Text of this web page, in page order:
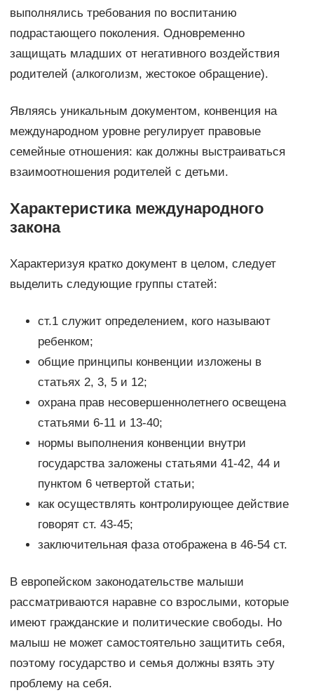
выполнялись требования по воспитанию
подрастающего поколения. Одновременно
защищать младших от негативного воздействия
родителей (алкоголизм, жестокое обращение).
Являясь уникальным документом, конвенция на
международном уровне регулирует правовые
семейные отношения: как должны выстраиваться
взаимоотношения родителей с детьми.
Характеристика международного
закона
Характеризуя кратко документ в целом, следует
выделить следующие группы статей:
ст.1 служит определением, кого называют
ребенком;
общие принципы конвенции изложены в
статьях 2, 3, 5 и 12;
охрана прав несовершеннолетнего освещена
статьями 6-11 и 13-40;
нормы выполнения конвенции внутри
государства заложены статьями 41-42, 44 и
пунктом 6 четвертой статьи;
как осуществлять контролирующее действие
говорят ст. 43-45;
заключительная фаза отображена в 46-54 ст.
В европейском законодательстве малыши
рассматриваются наравне со взрослыми, которые
имеют гражданские и политические свободы. Но
малыш не может самостоятельно защитить себя,
поэтому государство и семья должны взять эту
проблему на себя.